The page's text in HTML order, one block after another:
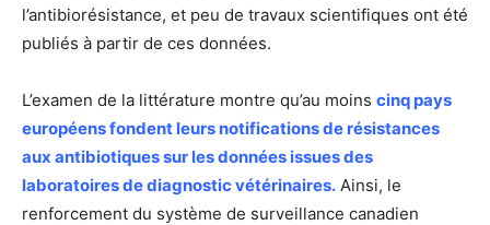
l’antibiorésistance, et peu de travaux scientifiques ont été
publiés à partir de ces données.
L’examen de la littérature montre qu’au moins cinq pays
européens fondent leurs notifications de résistances
aux antibiotiques sur les données issues des
laboratoires de diagnostic vétérinaires. Ainsi, le
renforcement du système de surveillance canadien